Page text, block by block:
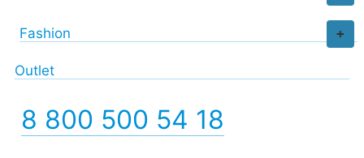
+
Fashion
Outlet
8 800 500 54 18